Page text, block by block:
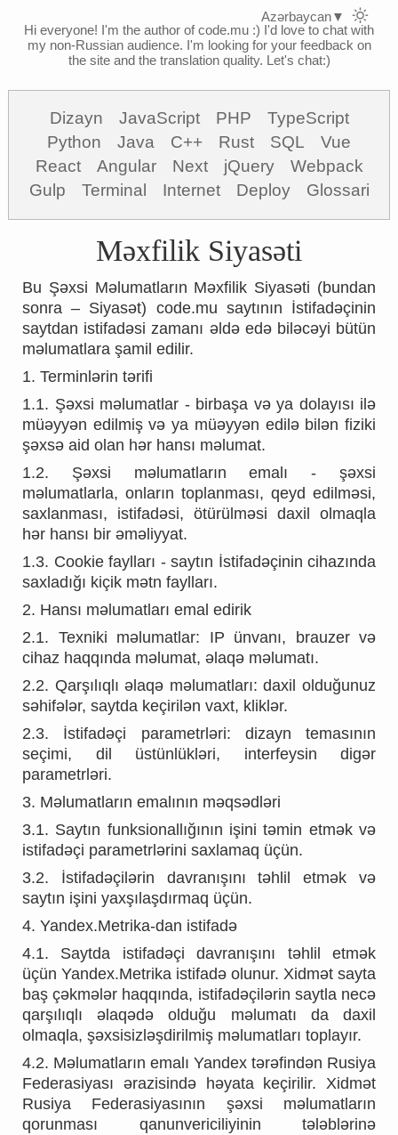
Hi everyone! I'm the author of code.mu :) I'd love to chat with
my non-Russian audience. I'm looking for your feedback on
the site and the translation quality. Let's chat:)
Dizayn JavaScript PHP
TypeScript
Python
Java C++ Rust SQL
Vue
React
Angular Next jQuery
Webpack
Gulp
Terminal Internet Deploy Glossari
Məxfilik Siyasəti
Bu Şəxsi Məlumatların Məxfilik Siyasəti (bundan
sonra – Siyasət) code.mu saytının İstifadəçinin
saytdan istifadəsi zamanı əldə edə biləcəyi bütün
məlumatlara şamil edilir.
1. Terminlərin tərifi
1.1. Şəxsi məlumatlar - birbaşa və ya dolayısı ilə
müəyyən edilmiş və ya müəyyən edilə bilən fiziki
şəxsə aid olan hər hansı məlumat.
1.2. Şəxsi məlumatların emalı - şəxsi
məlumatlarla, onların toplanması, qeyd edilməsi,
saxlanması, istifadəsi, ötürülməsi daxil olmaqla
hər hansı bir əməliyyat.
1.3. Cookie faylları - saytın İstifadəçinin cihazında
saxladığı kiçik mətn faylları.
2. Hansı məlumatları emal edirik
2.1. Texniki məlumatlar: IP ünvanı, brauzer və
cihaz haqqında məlumat, əlaqə məlumatı.
2.2. Qarşılıqlı əlaqə məlumatları: daxil olduğunuz
səhifələr, saytda keçirilən vaxt, kliklər.
2.3. İstifadəçi parametrləri: dizayn temasının
seçimi, dil üstünlükləri, interfeysin digər
parametrləri.
3. Məlumatların emalının məqsədləri
3.1. Saytın funksionallığının işini təmin etmək və
istifadəçi parametrlərini saxlamaq üçün.
3.2. İstifadəçilərin davranışını təhlil etmək və
saytın işini yaxşılaşdırmaq üçün.
4. Yandex.Metrika-dan istifadə
4.1. Saytda istifadəçi davranışını təhlil etmək
üçün Yandex.Metrika istifadə olunur. Xidmət sayta
baş çəkmələr haqqında, istifadəçilərin saytla necə
qarşılıqlı əlaqədə olduğu məlumatı da daxil
olmaqla, şəxsisizləşdirilmiş məlumatları toplayır.
4.2. Məlumatların emalı Yandex tərəfindən Rusiya
Federasiyası ərazisində həyata keçirilir. Xidmət
Rusiya Federasiyasının şəxsi məlumatların
qorunması qanunvericiliyinin tələblərinə
Azərbaycan▼